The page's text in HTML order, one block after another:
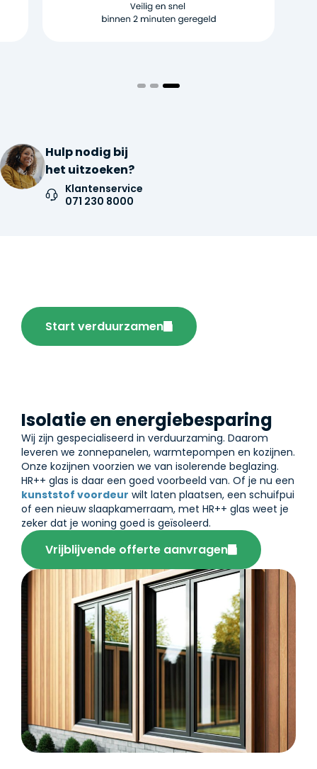
Hulp nodig bij
het uitzoeken?
Klantenservice
071 230 8000
Start verduurzamen
Isolatie en energiebesparing
Wij zijn gespecialiseerd in verduurzaming. Daarom
leveren we zonnepanelen, warmtepompen en kozijnen.
Onze kozijnen voorzien we van isolerende beglazing.
HR++ glas is daar een goed voorbeeld van. Of je nu een
kunststof voordeur wilt laten plaatsen, een schuifpui
of een nieuw slaapkamerraam, met HR++ glas weet je
zeker dat je woning goed is geïsoleerd.
Vrijblijvende offerte aanvragen